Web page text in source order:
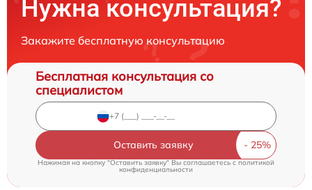
Нужна консультация?
Закажите бесплатную консультацию
Бесплатная консультация со
специалистом
Оставить заявку
Нажимая на кнопку "Оставить заявку" Вы соглашаетесь cполитикой
конфиденциальности